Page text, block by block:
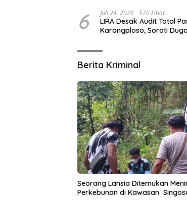
6 Juli 24, 2026 570 Lihat
LIRA Desak Audit Total
Karangploso, Soroti
Berita Kriminal
Seorang Lansia Ditemukan
Perkebunan di Kawasan